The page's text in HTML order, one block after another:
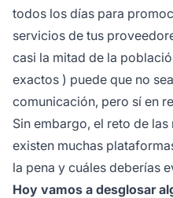
todos los días para
servicios de tus
casi la mitad de la
exactos ) puede que no
comunicación, pero sí en
Sin embargo, el reto de
existen muchas
la pena y cuáles deberías
Hoy vamos a desglosar